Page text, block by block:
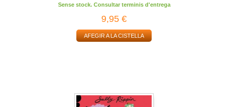
Sense stock. Consultar terminis d'entrega
9,95 €
AFEGIR A LA CISTELLA